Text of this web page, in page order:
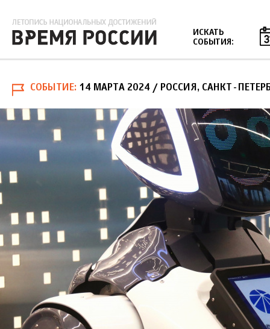
ИСКАТЬ
СОБЫТИЯ:
СОБЫТИЕ 14 МАРТА 2024 / РОССИЯ, САНКТ-